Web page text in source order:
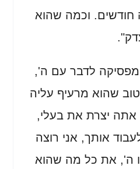
וכמה שהוא
מפסיקה לדבר עם ה',
שהוא מרעיף עליה
יצרת את בעלי,
אותך, אני רוצה
ה', את כל מה שהוא